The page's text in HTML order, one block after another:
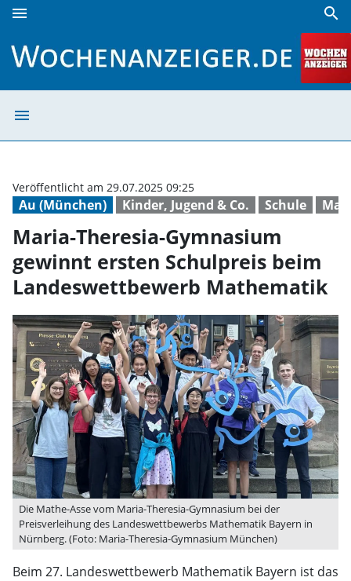
menu search
menu
Au (München) Kinder, Jugend & Co. Schule
Veröffentlicht am 29.07.2025 09:25
Maria-Theresia-Gymnasium
gewinnt ersten Schulpreis beim
Landeswettbewerb Mathematik
Die Mathe-Asse vom Maria-Theresia-Gymnasium bei der
Preisverleihung des Landeswettbewerbs Mathematik Bayern in
Nürnberg. (Foto: Maria-Theresia-Gymnasium München)
Beim 27. Landeswettbewerb Mathematik Bayern ist das